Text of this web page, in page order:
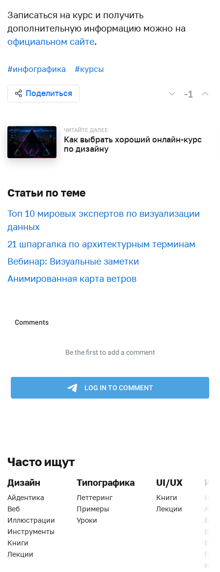
Записаться на курс и получить
дополнительную информацию можно на
официальном сайте.
#инфографика #курсы
Поделиться -1
ЧИТАЙТЕ ДАЛЕЕ
Как выбрать хороший онлайн-курс
по дизайну
Статьи по теме
Топ 10 мировых экспертов по визуализации
данных
21 шпаргалка по архитектурным терминам
Вебинар: Визуальные заметки
Анимированная карта ветров
Часто ищут
Дизайн
Айдентика
Веб
Иллюстрации
Инструменты
Книги
Лекции
Типографика
Леттеринг
Примеры
Уроки
UI/UX
Книги
Лекции
Веб